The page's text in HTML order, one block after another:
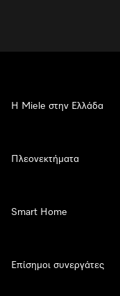
Η Miele στην Ελλάδα
Πλεονεκτήματα
Smart Home
Επίσημοι συνεργάτες